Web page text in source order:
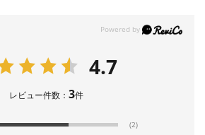
4.7
レビュー件数：3件
(2)